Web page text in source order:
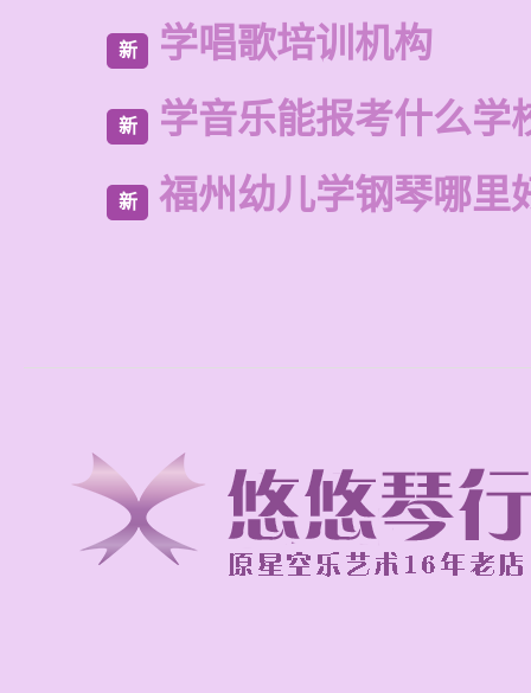
新 学唱歌培训机构
新 学音乐能报考什么学
新 福州幼儿学钢琴哪里